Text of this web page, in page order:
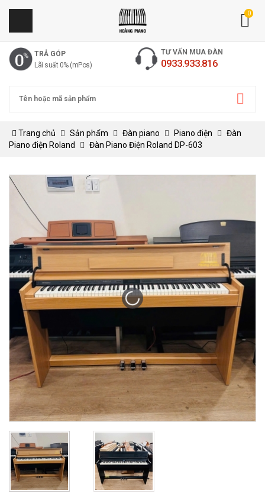
0
TRẢ GÓP
Lãi suất 0% (mPos)
TƯ VẤN MUA ĐÀN
0933.933.816
Trang chủ Sản phẩm Đàn piano Piano điện
Đàn
Piano điện Roland
Đàn Piano Điện Roland DP-603